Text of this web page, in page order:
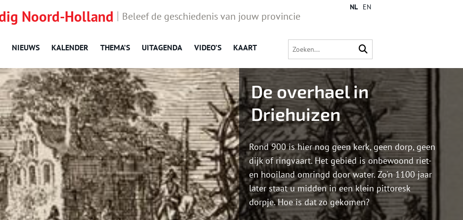
Noord-Holland Beleef de geschiedenis van jouw provincie
NIEUWS KALENDER THEMA’S UITAGENDA VIDEO’S KAART
NL EN
De overhael in
Driehuizen
Rond 900 is hier nog geen kerk, geen dorp, geen
dijk of ringvaart. Het gebied is onbewoond riet-
en hooiland omringd door water. Zo'n 1100 jaar
later staat u midden in een klein pittoresk
dorpje. Hoe is dat zo gekomen?